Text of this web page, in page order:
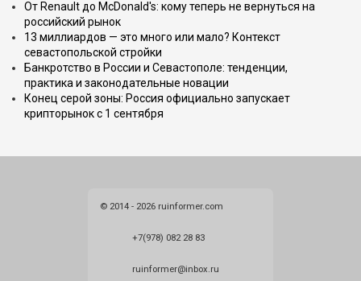
От Renault до McDonald's: кому теперь не вернуться на
российский рынок
13 миллиардов — это много или мало? Контекст
севастопольской стройки
Банкротство в России и Севастополе: тенденции,
практика и законодательные новации
Конец серой зоны: Россия официально запускает
крипторынок с 1 сентября
© 2014 - 2026 ruinformer.com
+7(978) 082 28 83
ruinformer@inbox.ru